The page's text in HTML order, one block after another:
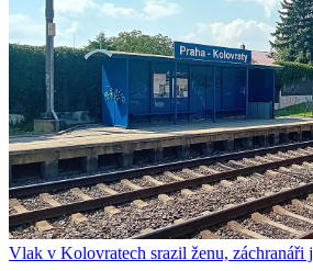
Vlak v Kolovratech srazil ženu,